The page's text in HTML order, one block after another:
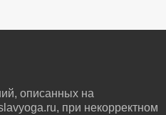
описанных на
при некорректном